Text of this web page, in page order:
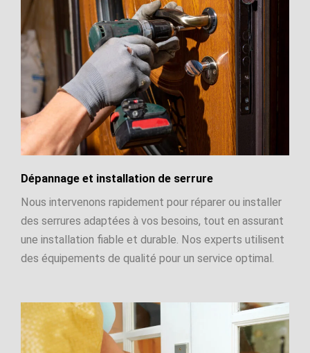
Dépannage et installation de serrure
Nous intervenons rapidement pour réparer ou installer
des serrures adaptées à vos besoins, tout en assurant
une installation fiable et durable. Nos experts utilisent
des équipements de qualité pour un service optimal.